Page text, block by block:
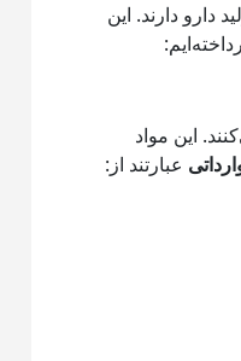
دارند. این
این مواد
عبارتند از: